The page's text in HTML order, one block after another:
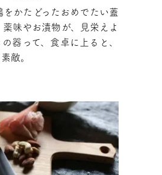
かたどったおめでたい蓋
味やお漬物が、見栄えよ
器って、食卓に上ると、
敵。